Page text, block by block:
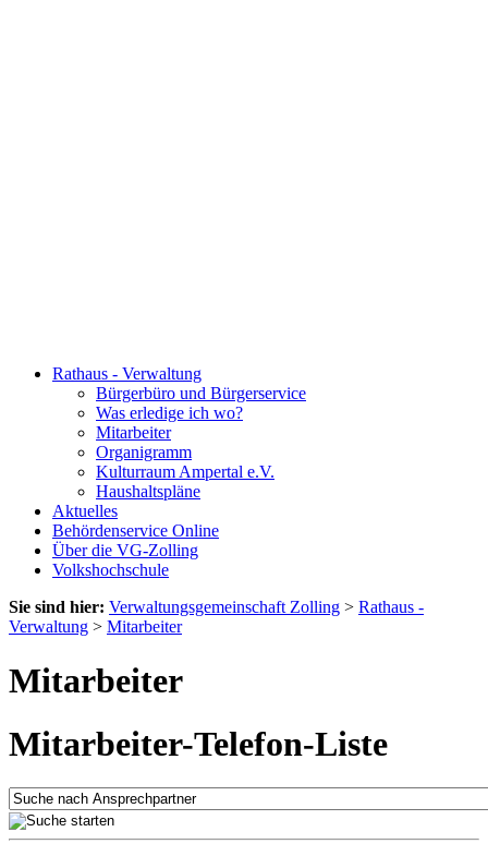
Rathaus - Verwaltung
Bürgerbüro und Bürgerservice
Was erledige ich wo?
Mitarbeiter
Organigramm
Kulturraum Ampertal e.V.
Haushaltspläne
Aktuelles
Behördenservice Online
Über die VG-Zolling
Volkshochschule
Sie sind hier: Verwaltungsgemeinschaft Zolling > Rathaus -
Verwaltung > Mitarbeiter
Mitarbeiter
Mitarbeiter-Telefon-Liste